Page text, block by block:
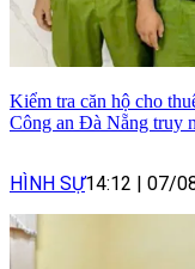
Kiểm tra căn hộ cho
Công an Đà Nẵng truy
HÌNH SỰ14:12 | 07/